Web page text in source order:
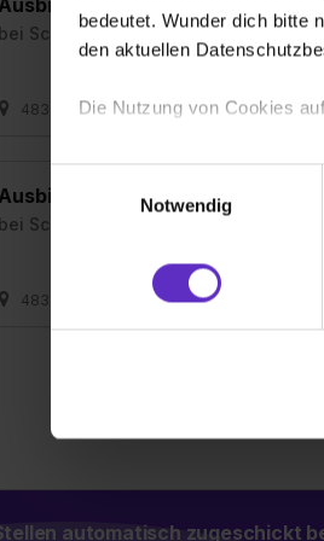
bedeutet. Wunder dich bitte
den aktuellen
Die Nutzung von Cookies
Wir verwenden Cookies zur
Webseite getroffenen
Partner führen diese
zu. . In diesem Fall sowie
Notwendig
Ausbildung Industriemechaniker/
bei Schmitz Cargobull AG
48341 Altenberge 01.08.2027 4
Ausbildung zur Fachkraft für
bei Schmitz Cargobull AG
48341 Altenberge 01.08.2027
automatisch zugeschickt